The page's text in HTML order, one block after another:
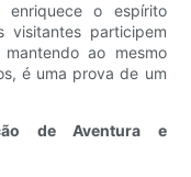
enriquece o espírito
visitantes participem
ao mesmo
é uma prova de um
de Aventura e